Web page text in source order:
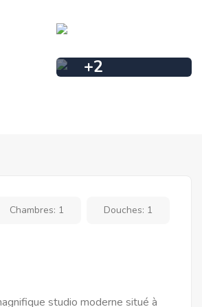
+2
Chambres: 1 Douches: 1
studio moderne situé à